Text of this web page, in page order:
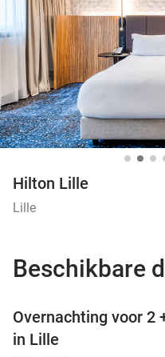
Hilton Lille
Lille
Beschikbare
Overnachting voor 2
in Lille